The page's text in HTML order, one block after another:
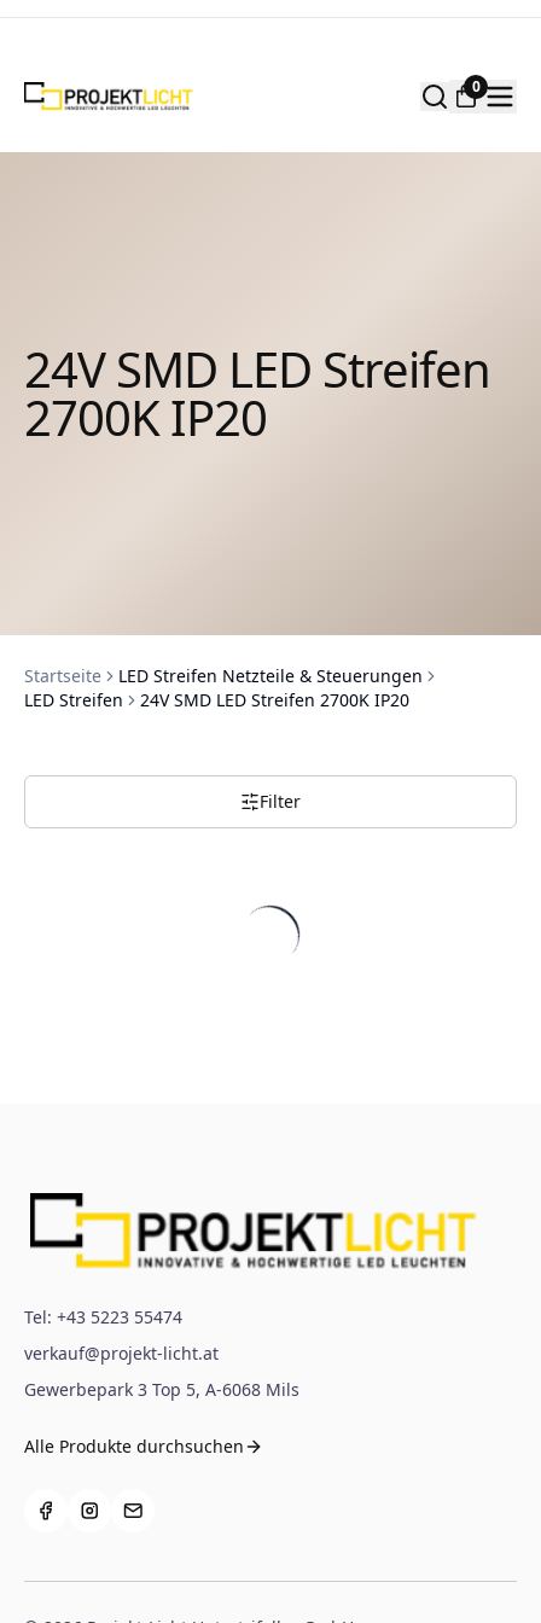
Zum Inhalt springen
0
24V SMD LED Streifen
2700K IP20
Startseite
LED Streifen Netzteile & Steuerungen
LED Streifen
24V SMD LED Streifen 2700K IP20
Filter
Tel: +43 5223 55474
verkauf@projekt-licht.at
Gewerbepark 3 Top 5, A-6068 Mils
Alle Produkte durchsuchen